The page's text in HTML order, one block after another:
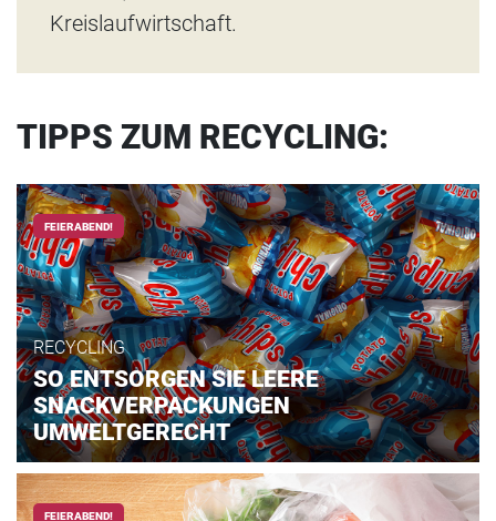
Kreislaufwirtschaft.
TIPPS ZUM RECYCLING:
FEIERABEND!
RECYCLING
SO ENTSORGEN SIE LEERE
SNACKVERPACKUNGEN
UMWELTGERECHT
FEIERABEND!